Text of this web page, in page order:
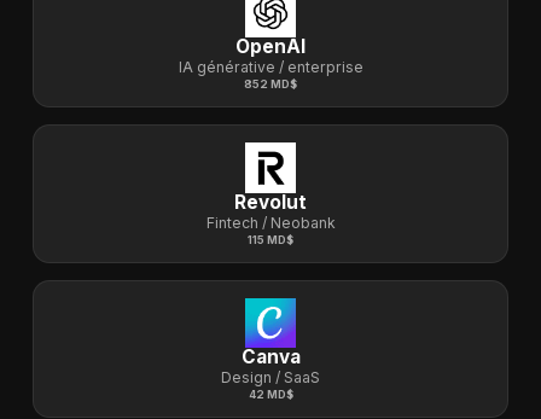
OpenAI
IA générative / enterprise
852 MD$
Revolut
Fintech / Neobank
115 MD$
Canva
Design / SaaS
42 MD$